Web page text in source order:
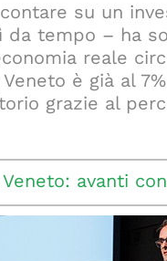
su un
da tempo – ha
reale
è già al
grazie al
avanti